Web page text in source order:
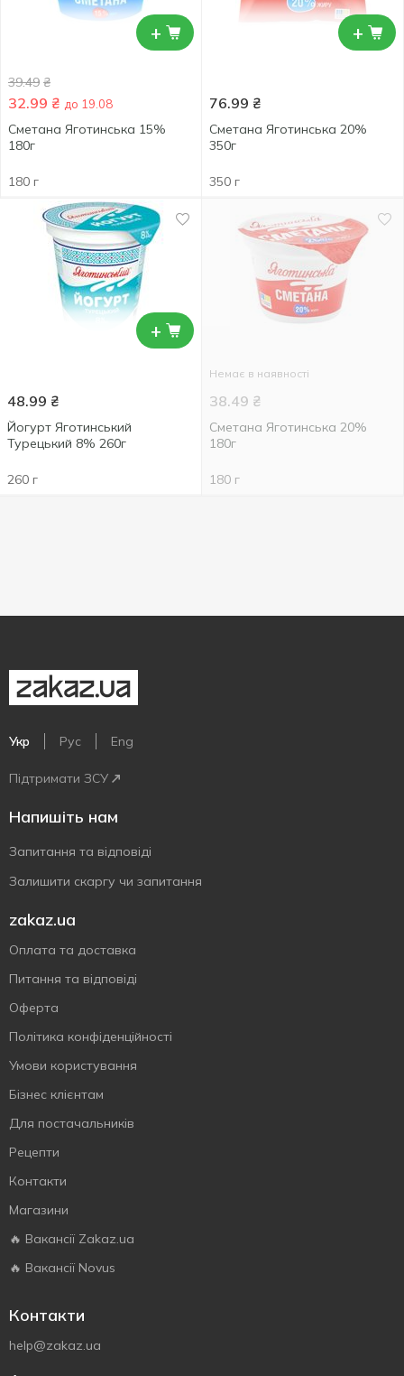
+
39.49 ₴
32.99 ₴ до 19.08
Сметана Яготинська 15%
180г
180 г
+
76.99 ₴
Сметана Яготинська 20%
350г
350 г
+
48.99 ₴
Йогурт Яготинський
Турецький 8% 260г
260 г
Немає в наявності
38.49 ₴
Сметана Яготинська 20%
180г
180 г
Укр Рус Eng
Підтримати ЗСУ
Напишіть нам
Запитання та відповіді
Залишити скаргу чи запитання
zakaz.ua
Оплата та доставка
Питання та відповіді
Оферта
Політика конфіденційності
Умови користування
Бізнес клієнтам
Для постачальників
Рецепти
Контакти
Магазини
🔥 Вакансії Zakaz.ua
🔥 Вакансії Novus
Контакти
help@zakaz.ua